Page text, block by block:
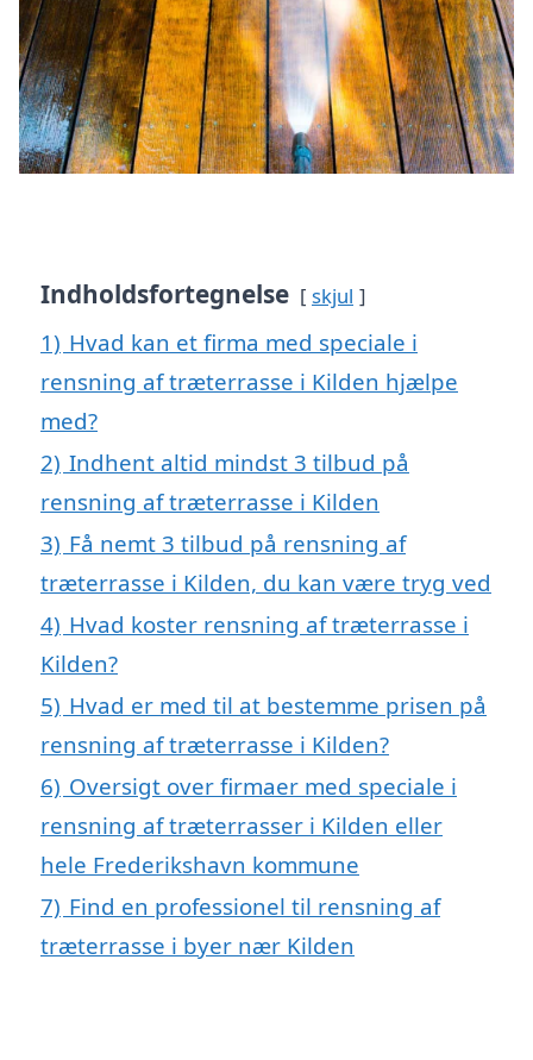
Indholdsfortegnelse skjul
1) Hvad kan et firma med speciale i
rensning af træterrasse i Kilden hjælpe
med?
2) Indhent altid mindst 3 tilbud på
rensning af træterrasse i Kilden
3) Få nemt 3 tilbud på rensning af
træterrasse i Kilden, du kan være tryg ved
4) Hvad koster rensning af træterrasse i
Kilden?
5) Hvad er med til at bestemme prisen på
rensning af træterrasse i Kilden?
6) Oversigt over firmaer med speciale i
rensning af træterrasser i Kilden eller
hele Frederikshavn kommune
7) Find en professionel til rensning af
træterrasse i byer nær Kilden